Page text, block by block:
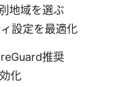
地域を選ぶ
設定を最適化
推奨
化